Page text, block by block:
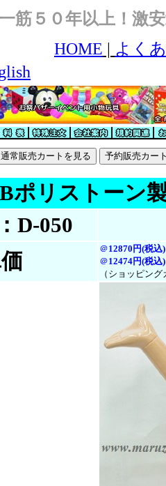
筋５０年以上！激
HOME | よく
ポリストーン
D-050
＠12870円(税込)
＠12474円(税込)
（ショッピン